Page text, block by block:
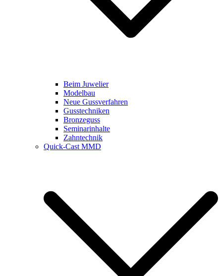
Beim Juwelier
Modelbau
Neue Gussverfahren
Gusstechniken
Bronzeguss
Seminarinhalte
Zahntechnik
Quick-Cast MMD